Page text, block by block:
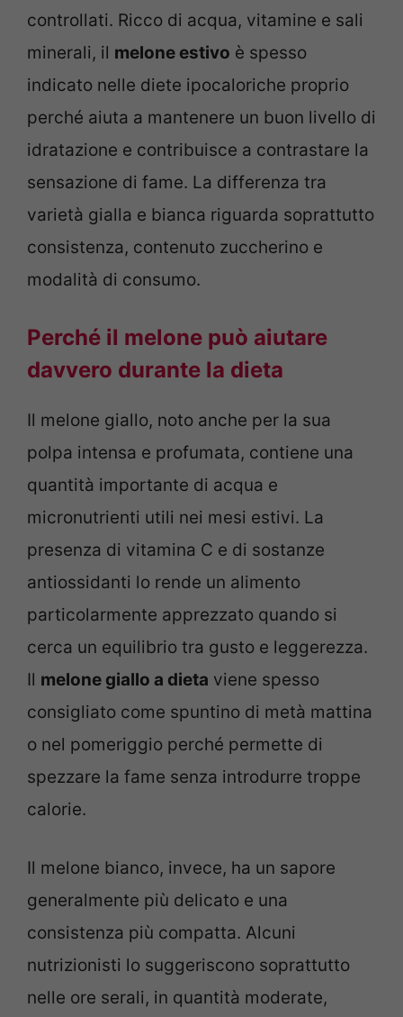
controllati. Ricco di acqua, vitamine e sali
minerali, il melone estivo è spesso
indicato nelle diete ipocaloriche proprio
perché aiuta a mantenere un buon livello di
idratazione e contribuisce a contrastare la
sensazione di fame. La differenza tra
varietà gialla e bianca riguarda soprattutto
consistenza, contenuto zuccherino e
modalità di consumo.
Perché il melone può aiutare
davvero durante la dieta
Il melone giallo, noto anche per la sua
polpa intensa e profumata, contiene una
quantità importante di acqua e
micronutrienti utili nei mesi estivi. La
presenza di vitamina C e di sostanze
antiossidanti lo rende un alimento
particolarmente apprezzato quando si
cerca un equilibrio tra gusto e leggerezza.
Il melone giallo a dieta viene spesso
consigliato come spuntino di metà mattina
o nel pomeriggio perché permette di
spezzare la fame senza introdurre troppe
calorie.
Il melone bianco, invece, ha un sapore
generalmente più delicato e una
consistenza più compatta. Alcuni
nutrizionisti lo suggeriscono soprattutto
nelle ore serali, in quantità moderate,